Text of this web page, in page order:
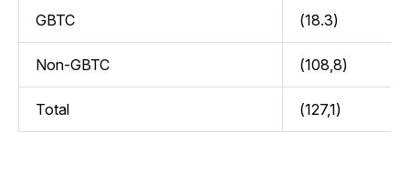
GBTC (18.3)
Non-GBTC (108,8)
Total (127,1)